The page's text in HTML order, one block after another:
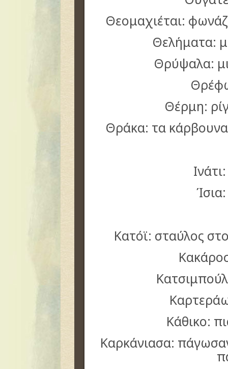
Θεομαχιέται:
Θελήματα:
Θρύψαλα:
Θέρμη:
Θράκα: τα
Κατόϊ: σταύλος
Κάθικο:
Καρκάνιασα: